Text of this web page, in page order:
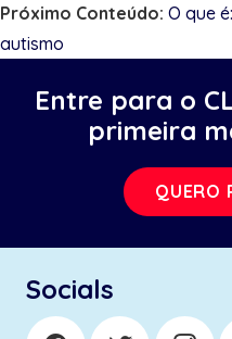
Próximo Conteúdo: O que
autismo
Entre para o
primeira
QUERO
Socials